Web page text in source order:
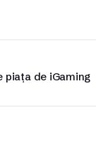
piața de iGaming